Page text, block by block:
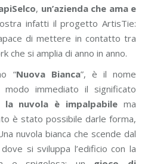
, un’azienda che ama e
infatti il progetto ArtisTie:
di mettere in contatto tra
che si amplia di anno in anno.
“Nuova Bianca”, è il nome
modo immediato il significato
la nuvola è impalpabile ma
è stato possibile darle forma,
nuvola bianca che scende dal
si sviluppa l’edificio con la